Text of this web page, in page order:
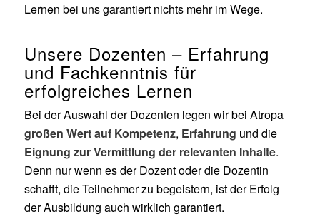
Lernen bei uns garantiert nichts mehr im Wege.
Unsere Dozenten – Erfahrung
und Fachkenntnis für
erfolgreiches Lernen
Bei der Auswahl der Dozenten legen wir bei Atropa
großen Wert auf Kompetenz, Erfahrung und die
Eignung zur Vermittlung der relevanten Inhalte.
Denn nur wenn es der Dozent oder die Dozentin
schafft, die Teilnehmer zu begeistern, ist der Erfolg
der Ausbildung auch wirklich garantiert.